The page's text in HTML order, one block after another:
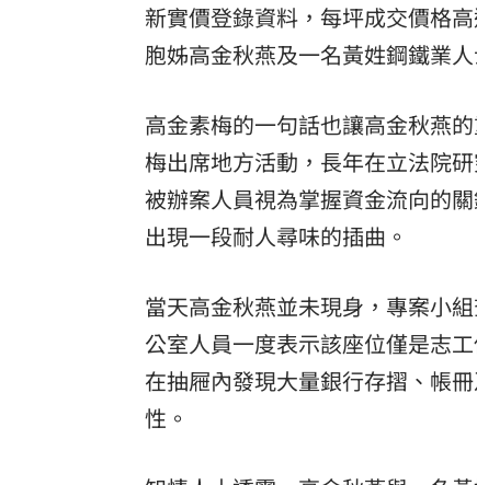
新實價登錄資料，每坪成交價格
胞姊高金秋燕及一名黃姓鋼鐵業
高金素梅的一句話也讓高金秋燕
梅出席地方活動，長年在立法院
被辦案人員視為掌握資金流向的
出現一段耐人尋味的插曲。
當天高金秋燕並未現身，專案小
公室人員一度表示該座位僅是志
在抽屜內發現大量銀行存摺、帳
性。